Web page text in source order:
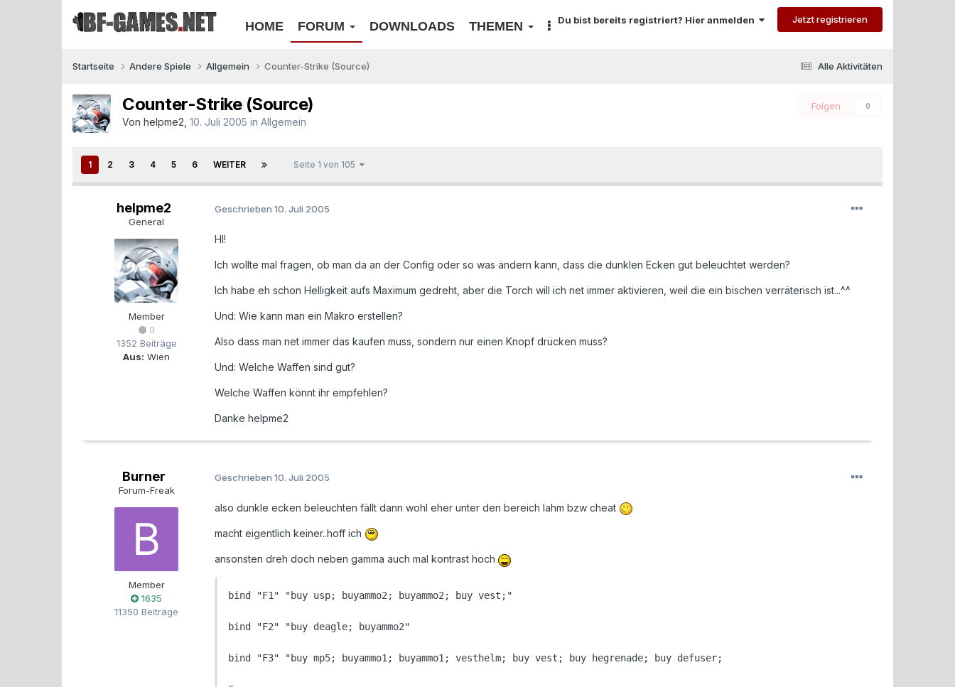
HOME FORUM DOWNLOADS THEMEN Du bist bereits registriert? Hier anmelden Jetzt registrieren
Alle Aktivitäten
Startseite Andere Spiele Allgemein Counter-Strike (Source)
Folgen 0
Counter-Strike (Source)
Von helpme2 10. Juli 2005 in Allgemein
1 2 3 4 5 6 WEITER Seite 1 von 105
helpme2
General
Member
0
1352 Beiträge
Aus: Wien
Geschrieben 10. Juli 2005
HI!
Ich wollte mal fragen, ob man da an der Config oder so was ändern kann, dass die dunklen Ecken gut beleuchtet werden?
Ich habe eh schon Helligkeit aufs Maximum gedreht, aber die Torch will ich net immer aktivieren, weil die ein bischen verräterisch ist...^^
Und: Wie kann man ein Makro erstellen?
Also dass man net immer das kaufen muss, sondern nur einen Knopf drücken muss?
Und: Welche Waffen sind gut?
Welche Waffen könnt ihr empfehlen?
Danke helpme2
Burner
Forum-Freak
Member
1635
11350 Beiträge
Geschrieben 10. Juli 2005
also dunkle ecken beleuchten fällt dann wohl eher unter den bereich lahm bzw cheat
macht eigentlich keiner..hoff ich
ansonsten dreh doch neben gamma auch mal kontrast hoch
bind "F1" "buy usp; buyammo2; buyammo2; buy vest;"
bind "F2" "buy deagle; buyammo2"
bind "F3" "buy mp5; buyammo1; buyammo1; vesthelm; buy vest; buy hegrenade; buy defuser;